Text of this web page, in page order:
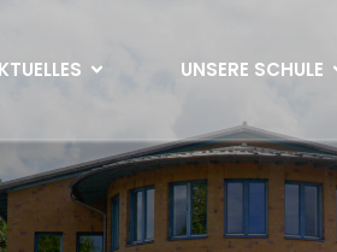
UNSERE SCHULE